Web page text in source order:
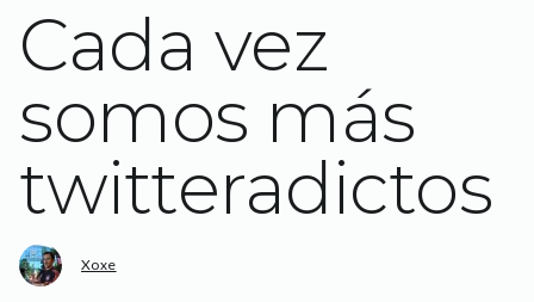
Cada vez
somos más
twitteradictos
Xoxe